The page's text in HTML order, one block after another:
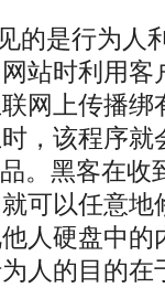
的是行为人
站时利用客
网上传播绑
，该程序就
。黑客在收
可以任意地
人硬盘中的
人的目的在